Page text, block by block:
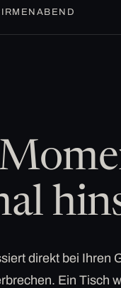
direkt bei Ihren
Ein Tisch